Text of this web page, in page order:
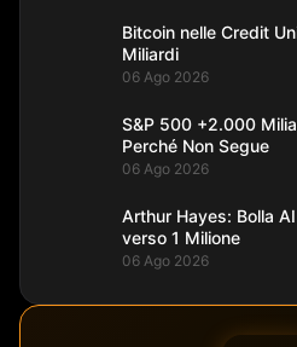
Bitcoin nelle Credit
Miliardi
06 Ago 2026
S&P 500 +2.000
Perché Non Segue
06 Ago 2026
Arthur Hayes: Bolla
verso 1 Milione
06 Ago 2026